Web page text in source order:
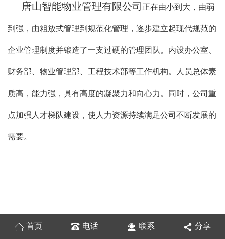
唐山智能物业管理有限公司 正在由小到大，由弱
到强，由粗放式管理到规范化管理，逐步建立起现代规范的
企业管理制度并锻造了一支过硬的管理团队。内设办公室、
财务部、物业管理部、工程技术部等工作机构。人员总体素
质高，能力强，具有高度的凝聚力和向心力。同时，公司重
点加强人才梯队建设，使人力资源持续满足公司不断发展的
需要。
首页 电话 联系 分享